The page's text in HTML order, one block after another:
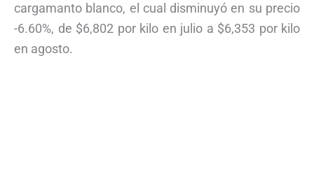
cargamanto blanco, el cual disminuyó en su precio
-6.60%, de $6,802 por kilo en julio a $6,353 por kilo
en agosto.